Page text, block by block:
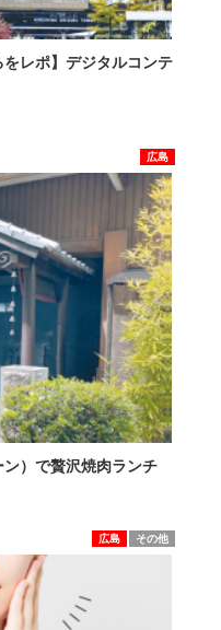
をレポ】デジタルコンテ
広島
）で贅沢焼肉ランチ
その他
広島